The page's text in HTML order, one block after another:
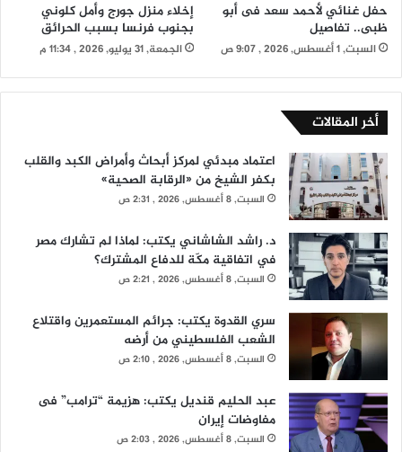
حفل غنائي لأحمد سعد فى أبو
ظبى.. تفاصيل
السبت, 1 أغسطس, 2026 , 9:07 ص
إخلاء منزل جورج وأمل كلوني
بجنوب فرنسا بسبب الحرائق
الجمعة, 31 يوليو, 2026 , 11:34 م
أخر المقالات
اعتماد مبدئي لمركز أبحاث وأمراض الكبد والقلب
بكفر الشيخ من «الرقابة الصحية»
السبت, 8 أغسطس, 2026 , 2:31 ص
د. راشد الشاشاني يكتب: لماذا لم تشارك مصر
في اتفاقية مكّة للدفاع المشترك؟
السبت, 8 أغسطس, 2026 , 2:21 ص
سري القدوة يكتب: جرائم المستعمرين واقتلاع
الشعب الفلسطيني من أرضه
السبت, 8 أغسطس, 2026 , 2:10 ص
عبد الحليم قنديل يكتب: هزيمة “ترامب” فى
مفاوضات إيران
السبت, 8 أغسطس, 2026 , 2:03 ص